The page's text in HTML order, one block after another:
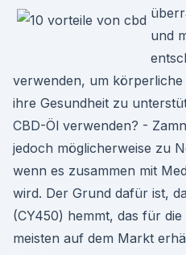
und
verwenden, um
ihre Gesundheit zu
CBD-Öl verwenden? -
jedoch möglicherweise zu
wenn es zusammen mit
wird. Der Grund dafür ist,
(CY450) hemmt, das für
meisten auf dem Markt